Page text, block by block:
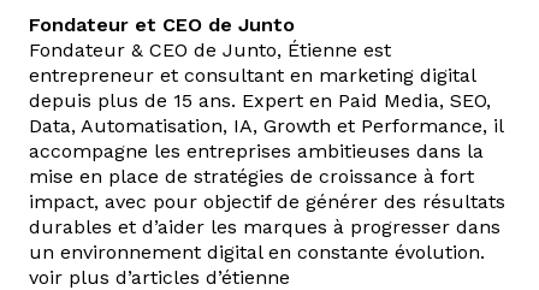
Fondateur et CEO de Junto
Fondateur & CEO de Junto, Étienne est
entrepreneur et consultant en marketing digital
depuis plus de 15 ans. Expert en Paid Media, SEO,
Data, Automatisation, IA, Growth et Performance, il
accompagne les entreprises ambitieuses dans la
mise en place de stratégies de croissance à fort
impact, avec pour objectif de générer des résultats
durables et d’aider les marques à progresser dans
un environnement digital en constante évolution.
voir plus d’articles d’étienne